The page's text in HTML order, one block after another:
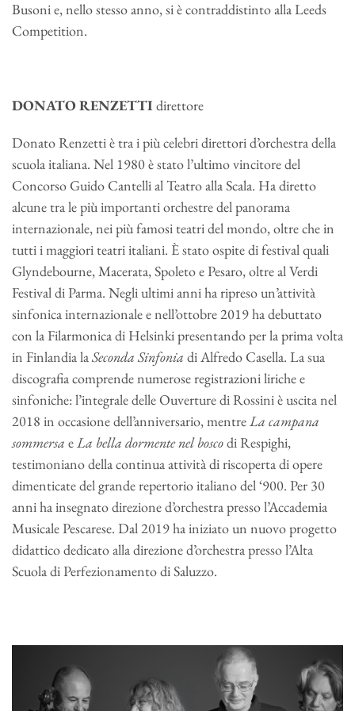
Busoni e, nello stesso anno, si è contraddistinto alla Leeds
Competition.
DONATO RENZETTI direttore
Donato Renzetti è tra i più celebri direttori d’orchestra della
scuola italiana. Nel 1980 è stato l’ultimo vincitore del
Concorso Guido Cantelli al Teatro alla Scala. Ha diretto
alcune tra le più importanti orchestre del panorama
internazionale, nei più famosi teatri del mondo, oltre che in
tutti i maggiori teatri italiani. È stato ospite di festival quali
Glyndebourne, Macerata, Spoleto e Pesaro, oltre al Verdi
Festival di Parma. Negli ultimi anni ha ripreso un’attività
sinfonica internazionale e nell’ottobre 2019 ha debuttato
con la Filarmonica di Helsinki presentando per la prima volta
in Finlandia la Seconda Sinfonia di Alfredo Casella. La sua
discografia comprende numerose registrazioni liriche e
sinfoniche: l’integrale delle Ouverture di Rossini è uscita nel
2018 in occasione dell’anniversario, mentre La campana
sommersa e La bella dormente nel boscodi Respighi,
testimoniano della continua attività di riscoperta di opere
dimenticate del grande repertorio italiano del ‘900. Per 30
anni ha insegnato direzione d’orchestra presso l’Accademia
Musicale Pescarese. Dal 2019 ha iniziato un nuovo progetto
didattico dedicato alla direzione d’orchestra presso l’Alta
Scuola di Perfezionamento di Saluzzo.